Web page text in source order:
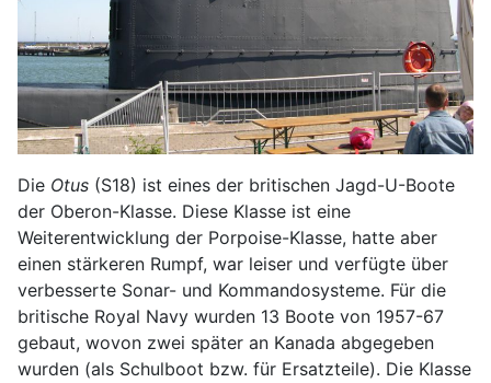
Die Otus (S18) ist eines der britischen Jagd-U-Boote
der Oberon-Klasse. Diese Klasse ist eine
Weiterentwicklung der Porpoise-Klasse, hatte aber
einen stärkeren Rumpf, war leiser und verfügte über
verbesserte Sonar- und Kommandosysteme. Für die
britische Royal Navy wurden 13 Boote von 1957-67
gebaut, wovon zwei später an Kanada abgegeben
wurden (als Schulboot bzw. für Ersatzteile). Die Klasse